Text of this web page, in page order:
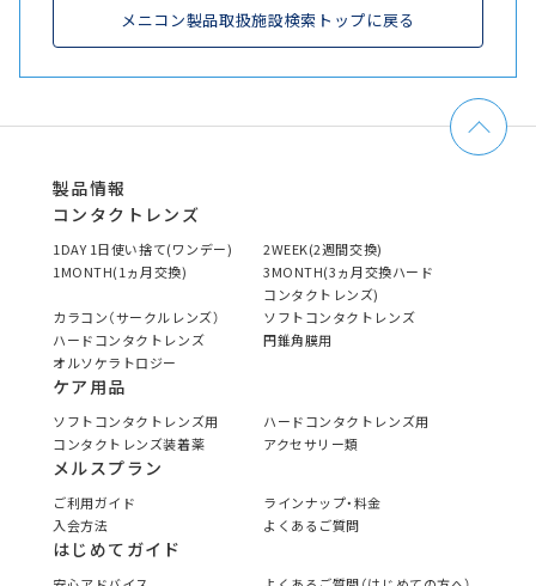
メニコン製品取扱施設検索トップに戻る
製品情報
コンタクトレンズ
1DAY 1日使い捨て(ワンデー)
2WEEK(2週間交換)
1MONTH(1ヵ月交換)
3MONTH(3ヵ月交換ハード
コンタクトレンズ)
カラコン（サークルレンズ）
ソフトコンタクトレンズ
ハードコンタクトレンズ
円錐角膜用
オルソケラトロジー
ケア用品
ソフトコンタクトレンズ用
ハードコンタクトレンズ用
コンタクトレンズ装着薬
アクセサリー類
メルスプラン
ご利用ガイド
ラインナップ・料金
入会方法
よくあるご質問
はじめてガイド